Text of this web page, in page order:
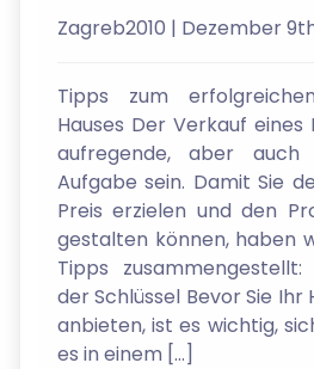
Zagreb2010 | Dezember
Tipps zum
Hauses Der Verkauf eines
aufregende, aber auch
Aufgabe sein. Damit Sie
Preis erzielen und den
gestalten können, haben
Tipps
der Schlüssel Bevor Sie Ihr
anbieten, ist es wichtig,
es in einem […]